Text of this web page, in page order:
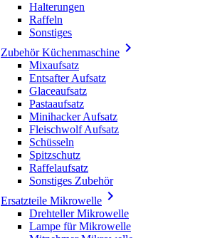
Halterungen
Raffeln
Sonstiges
Zubehör Küchenmaschine 
Mixaufsatz
Entsafter Aufsatz
Glaceaufsatz
Pastaaufsatz
Minihacker Aufsatz
Fleischwolf Aufsatz
Schüsseln
Spitzschutz
Raffelaufsatz
Sonstiges Zubehör
Ersatzteile Mikrowelle 
Drehteller Mikrowelle
Lampe für Mikrowelle